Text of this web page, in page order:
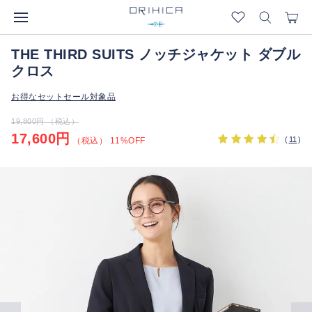
THE THIRD SUITS ノッチジャケット ダブル
クロス
お得なセットセール対象品
19,800円 （税込）
17,600円 （税込） 11%OFF ( 11 )